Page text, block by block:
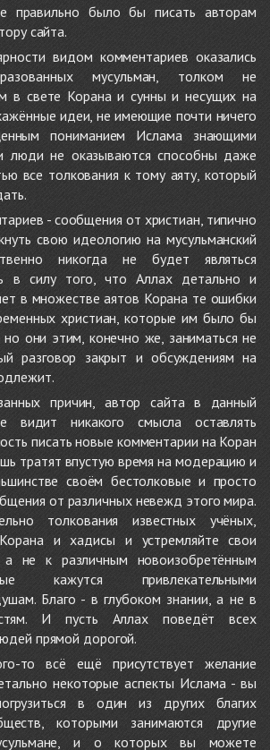
правильно было бы писать авторам
сайта.
видом комментариев оказались
мусульман, толком не
в свете Корана и сунны и несущих на
идеи, не имеющие почти ничего
пониманием Ислама знающими
люди не оказываются способны даже
все толкования к тому аяту, который
- сообщения от христиан, типично
свою идеологию на мусульманский
никогда не будет являться
в силу того, что Аллах детально и
в множестве аятов Корана те ошибки
христиан, которые им было бы
они этим, конечно же, заниматься не
разговор закрыт и обсуждениям на
причин, автор сайта в данный
никакого смысла оставлять
писать новые комментарии на Коран
тратят впустую время на модерацию и
своём бестолковые и просто
от различных невежд этого мира.
толкования известных учёных,
и хадисы и устремляйте свои
не к различным новоизобретённым
кажутся привлекательными
Благо - в глубоком знании, а не в
И пусть Аллах поведёт всех
прямой дорогой.
то всё ещё присутствует желание
некоторые аспекты Ислама - вы
в один из других благих
которыми занимаются другие
и о которых вы можете